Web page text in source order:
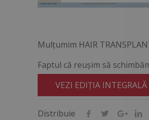
Mulţumim HAIR
Faptul că reuşim să
VEZI EDIŢIA
Distribuie